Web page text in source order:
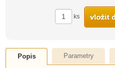
ks
Popis Parametry